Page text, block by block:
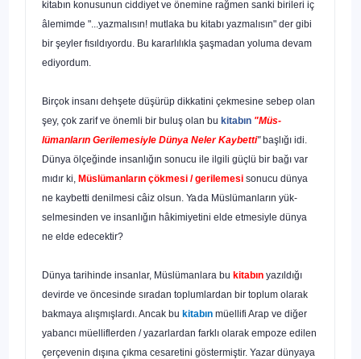
kitabın konusunun ciddiyet ve önemine rağmen sanki birileri iç
âlemimde "...yazmalısın! mutlaka bu kitabı yazmalısın" der gibi
bir şeyler fısıldıyordu. Bu kararlılıkla şaş­madan yoluma devam
ediyordum.
Birçok insanı dehşete düşürüp dikkatini çekmesine sebep olan
şey, çok zarif ve önemli bir buluş olan bu kitabın "Müs­
lümanların Gerilemesiyle Dünya Neler Kaybetti"başlığı idi.
Dünya ölçeğinde insanlığın sonucu ile ilgili güçlü bir bağı var
mıdır ki, Müslümanların çökmesi / gerilemesi sonucu dünya
ne kaybetti denilmesi câiz olsun. Yada Müslümanların yük­
selmesinden ve insanlığın hâkimiyetini elde etmesiyle dünya
ne elde edecektir?
Dünya tarihinde insanlar, Müslümanlara bu kitabın yazıl­dığı
devirde ve öncesinde sıradan toplumlardan bir toplum olarak
bakmaya alışmışlardı. Ancak bu kitabın müellifi Arap ve diğer
yabancı müelliflerden / yazarlardan farklı olarak em­poze edilen
çerçevenin dışına çıkma cesaretini göstermiştir. Yazar dünyaya